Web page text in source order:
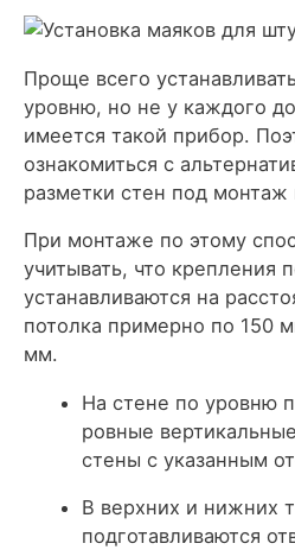
Проще всего
уровню, но не у каждого
имеется такой прибор.
ознакомиться с
разметки стен под
При монтаже по этому
учитывать, что крепления
устанавливаются на
потолка примерно по 150
мм.
На стене по уровню
ровные
стены с указанным
В верхних и нижних
подготавливаются